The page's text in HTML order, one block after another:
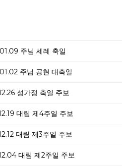
주님 세례 축일
주님 공현 대축일
성가정 축일 주보
대림 제4주일 주보
대림 제3주일 주보
대림 제2주일 주보